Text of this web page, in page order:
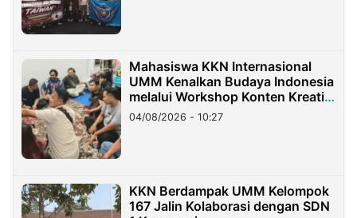
Mahasiswa KKN Internasional
UMM Kenalkan Budaya Indonesia
melalui Workshop Konten Kreatif
di Taiwan
04/08/2026 - 10:27
KKN Berdampak UMM Kelompok
167 Jalin Kolaborasi dengan SDN